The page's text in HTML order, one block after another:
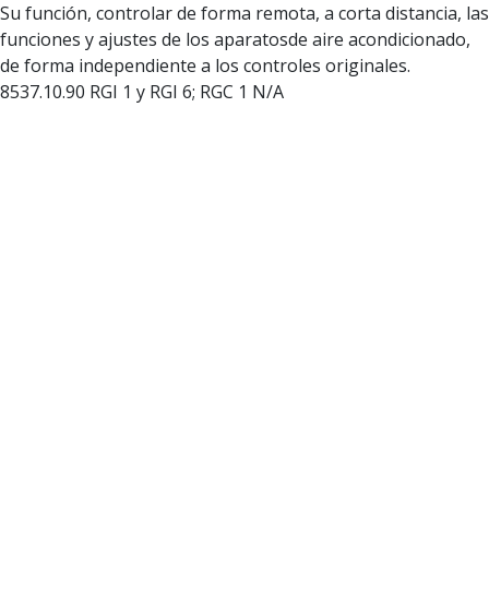
Su función, controlar de forma remota, a corta distancia, las
funciones y ajustes de los aparatosde aire acondicionado,
de forma independiente a los controles originales.
8537.10.90 RGI 1 y RGI 6; RGC 1 N/A